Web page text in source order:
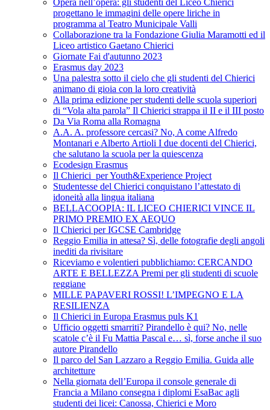
Opera nell’opera: gli studenti del Liceo Chierici
progettano le immagini delle opere liriche in
programma al Teatro Municipale Valli
Collaborazione tra la Fondazione Giulia Maramotti ed il
Liceo artistico Gaetano Chierici
Giornate Fai d'autunno 2023
Erasmus day 2023
Una palestra sotto il cielo che gli studenti del Chierici
animano di gioia con la loro creatività
Alla prima edizione per studenti delle scuola superiori
di “Vola alta parola” Il Chierici strappa il II e il III posto
Da Via Roma alla Romagna
A.A. A. professore cercasi? No, A come Alfredo
Montanari e Alberto Artioli I due docenti del Chierici,
che salutano la scuola per la quiescenza
Ecodesign Erasmus
Il Chierici per Youth&Experience Project
Studentesse del Chierici conquistano l’attestato di
idoneità alla lingua italiana
BELLACOOPIA: IL LICEO CHIERICI VINCE IL
PRIMO PREMIO EX AEQUO
Il Chierici per IGCSE Cambridge
Reggio Emilia in attesa? Sì, delle fotografie degli angoli
inediti da rivisitare
Riceviamo e volentieri pubblichiamo: CERCANDO
ARTE E BELLEZZA Premi per gli studenti di scuole
reggiane
MILLE PAPAVERI ROSSI! L’IMPEGNO E LA
RESILIENZA
Il Chierici in Europa Erasmus puls K1
Ufficio oggetti smarriti? Pirandello è qui? No, nelle
scatole c’è il Fu Mattia Pascal e… sì, forse anche il suo
autore Pirandello
Il parco del San Lazzaro a Reggio Emilia. Guida alle
architetture
Nella giornata dell’Europa il console generale di
Francia a Milano consegna i diplomi EsaBac agli
studenti dei licei: Canossa, Chierici e Moro